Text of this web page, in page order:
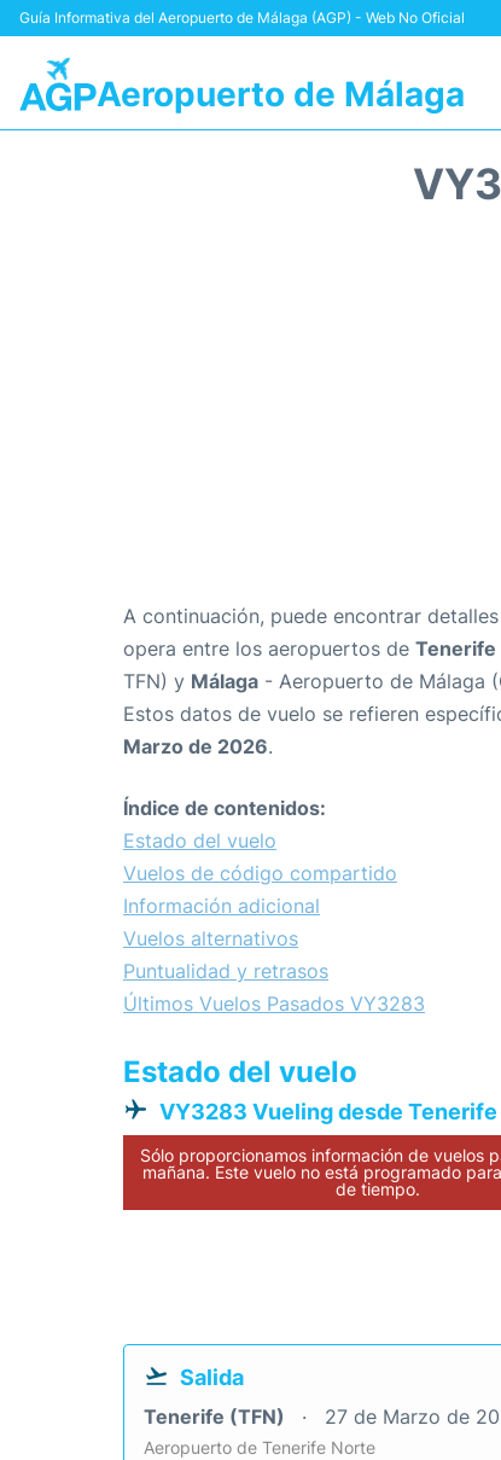
Guía Informativa del Aeropuerto de Málaga (AGP) - Web No Oficial
Aeropuerto de Málaga
A continuación, puede encontrar
opera entre los aeropuertos de Tenerife
TFN) y Málaga - Aeropuerto de Málaga
Estos datos de vuelo se refieren
Marzo de 2026.
Índice de contenidos:
Estado del vuelo
Vuelos de código compartido
Información adicional
Vuelos alternativos
Puntualidad y retrasos
Últimos Vuelos Pasados VY3283
Estado del vuelo
VY3283 Vueling desde Tenerife
Sólo proporcionamos información de vuelos
mañana. Este vuelo no está programado
de tiempo.
Salida
Tenerife (TFN) 27 de Marzo de
Aeropuerto de Tenerife Norte